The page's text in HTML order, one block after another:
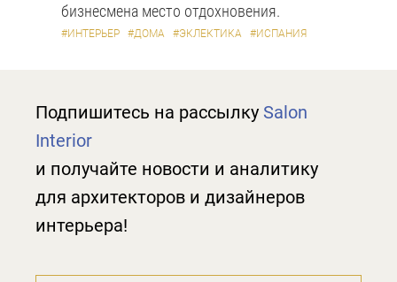
бизнесмена место отдохновения.
#ИНТЕРЬЕР #ДОМА #ЭКЛЕКТИКА #ИСПАНИЯ
Подпишитесь на рассылку Salon
Interior
и получайте новости и аналитику
для архитекторов и дизайнеров
интерьера!